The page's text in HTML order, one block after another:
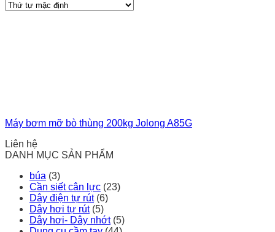
Máy bơm mỡ bò thùng 200kg Jolong A85G
Liên hệ
DANH MỤC SẢN PHẨM
búa (3)
Cần siết cân lực (23)
Dây điện tự rút (6)
Dây hơi tự rút (5)
Dây hơi- Dây nhớt (5)